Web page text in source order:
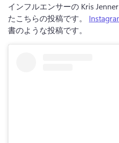
インフルエンサーの Kris
たこちらの投稿です。
書のような投稿です。